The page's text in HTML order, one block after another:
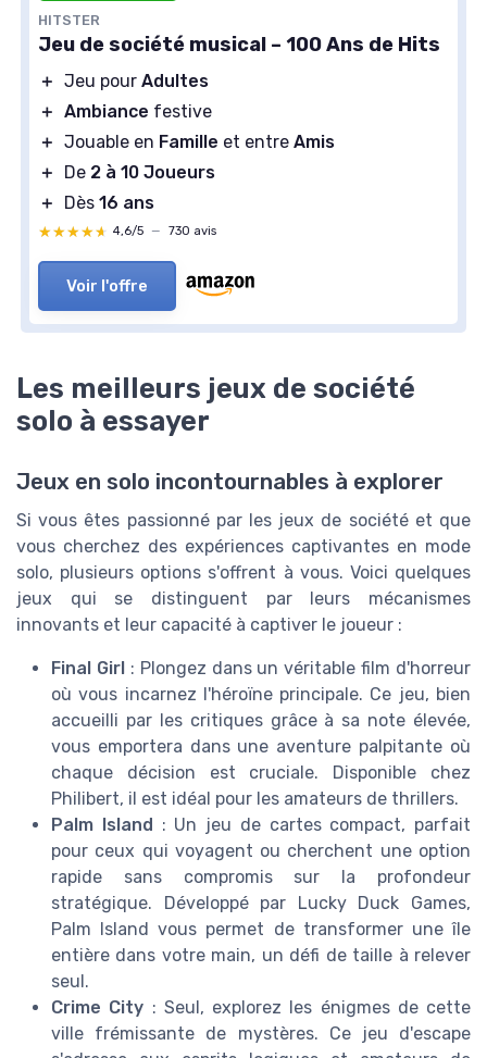
HITSTER
Jeu de société musical – 100 Ans de Hits
＋ Jeu pour Adultes
＋ Ambiance festive
＋ Jouable en Famille et entre Amis
＋
De 2 à 10 Joueurs
＋
Dès 16 ans
★★★★★
★★★★★ 4,6/5 — 730 avis
Voir l'offre
Les meilleurs jeux de société
solo à essayer
Jeux en solo incontournables à explorer
Si vous êtes passionné par les jeux de société et que
vous cherchez des expériences captivantes en mode
solo, plusieurs options s'offrent à vous. Voici quelques
jeux qui se distinguent par leurs mécanismes
innovants et leur capacité à captiver le joueur :
Final Girl: Plongez dans un véritable film d'horreur
où vous incarnez l'héroïne principale. Ce jeu, bien
accueilli par les critiques grâce à sa note élevée,
vous emportera dans une aventure palpitante où
chaque décision est cruciale. Disponible chez
Philibert, il est idéal pour les amateurs de thrillers.
Palm Island : Un jeu de cartes compact, parfait
pour ceux qui voyagent ou cherchent une option
rapide sans compromis sur la profondeur
stratégique. Développé par Lucky Duck Games,
Palm Island vous permet de transformer une île
entière dans votre main, un défi de taille à relever
seul.
Crime City : Seul, explorez les énigmes de cette
ville frémissante de mystères. Ce jeu d'escape